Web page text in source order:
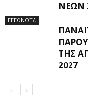
ΝΈΩΝ
ΓΕΓΟΝΟΤΑ
ΤΗΣ
2027